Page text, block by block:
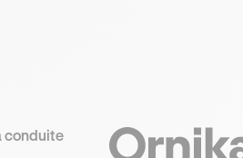
conduite